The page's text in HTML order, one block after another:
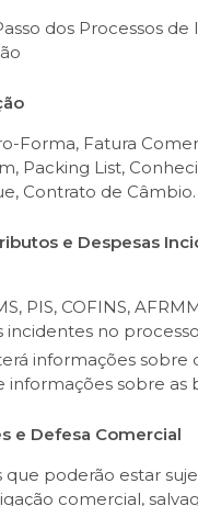
dos Processos
Forma, Fatura
Packing List,
Contrato de Câmbio.
e Despesas
PIS, COFINS,
incidentes no
informações sobre
informações sobre as
e Defesa Comercial
que poderão estar
comercial,